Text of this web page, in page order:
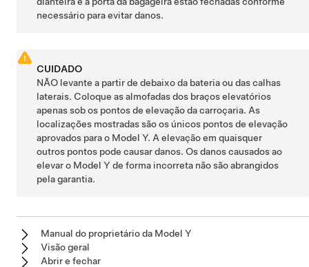
necessário para evitar danos.
CUIDADO
NÃO levante a partir de debaixo da bateria ou das calhas
laterais. Coloque as almofadas dos braços elevatórios
apenas sob os pontos de elevação da carroçaria. As
localizações mostradas são os únicos pontos de elevação
aprovados para o Model Y. A elevação em quaisquer
outros pontos pode causar danos. Os danos causados ao
elevar o Model Y de forma incorreta não são abrangidos
pela garantia.
Manual do proprietário da Model Y
Visão geral
Abrir e fechar